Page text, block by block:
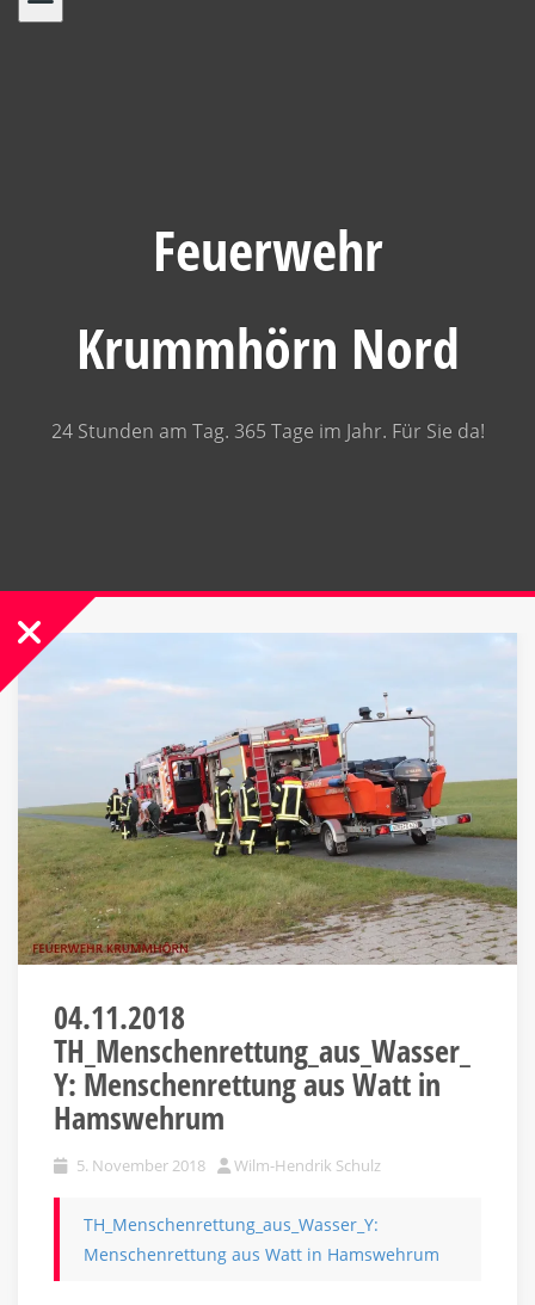
Feuerwehr
Krummhörn Nord
24 Stunden am Tag. 365 Tage im Jahr. Für Sie da!
04.11.2018
TH_Menschenrettung_aus_Wasser_
Y: Menschenrettung aus Watt in
Hamswehrum
5. November 2018 Wilm-Hendrik Schulz
TH_Menschenrettung_aus_Wasser_Y:
Menschenrettung aus Watt in Hamswehrum